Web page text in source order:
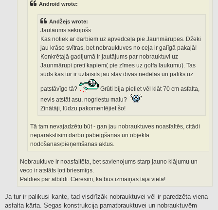
Android wrote:
Andžejs wrote:
Jautāums sekojošs:
Kas notiek ar darbiem uz apvedceļa pie Jaunmārupes. Džeki
jau krāso svītras, bet nobrauktuves no ceļa ir galīgā pakaļā!
Konkrētajā gadījumā ir jautājums par nobrauktuvi uz
Jaunmārupi pretī kapiem( pie zīmes uz golfa laukumu). Tas
sūds kas tur ir uztaisīts jau stāv divas nedēļas un paliks uz
patstāvīgo tā?
Grūti bija pieliet vēl klāt 70 cm asfalta,
nevis atstāt asu, nogriestu malu?
Zinātāji, lūdzu pakomentējiet šo!
Tā tam nevajadzētu būt - gan jau nobrauktuves noasfaltēs, citādi
neparakstīsim darbu pabeigšanas un objekta
nodošanas/pieņemšanas aktus.
Nobrauktuve ir noasfaltēta, bet savienojums starp jauno klājumu un
veco ir atstāts ļoti briesmīgs.
Paldies par atbildi. Cerēsim, ka būs izmaiņas tajā vietā!
Ja tur ir palikusi kante, tad visdrīzāk nobrauktuvei vēl ir paredzēta viena
asfalta kārta. Segas konstrukcija pamatbrauktuvei un nobrauktuvēm